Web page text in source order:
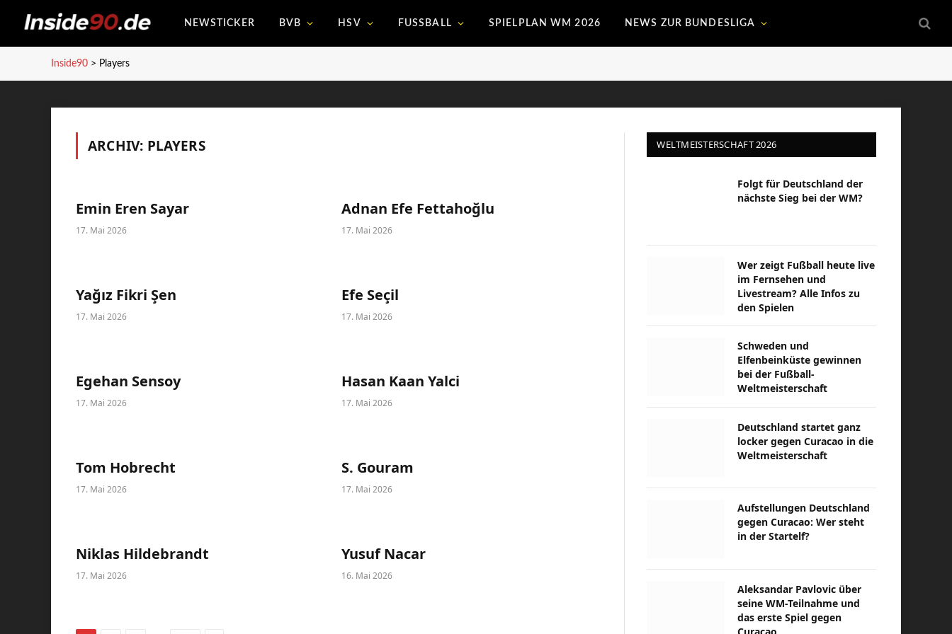
NEWSTICKER BVB HSV FUSSBALL SPIELPLAN WM 2026 NEWS ZUR BUNDESLIGA
Inside90 > Players
ARCHIV: PLAYERS
Emin Eren Sayar
17. Mai 2026
Adnan Efe Fettahoğlu
17. Mai 2026
Yağız Fikri Şen
17. Mai 2026
Efe Seçil
17. Mai 2026
Egehan Sensoy
17. Mai 2026
Hasan Kaan Yalci
17. Mai 2026
Tom Hobrecht
17. Mai 2026
S. Gouram
17. Mai 2026
Niklas Hildebrandt
17. Mai 2026
Yusuf Nacar
16. Mai 2026
WELTMEISTERSCHAFT 2026
Folgt für Deutschland der
nächste Sieg bei der WM?
Wer zeigt Fußball heute live
im Fernsehen und
Livestream? Alle Infos zu
den Spielen
Schweden und
Elfenbeinküste gewinnen
bei der Fußball-
Weltmeisterschaft
Deutschland startet ganz
locker gegen Curacao in die
Weltmeisterschaft
Aufstellungen Deutschland
gegen Curacao: Wer steht
in der Startelf?
Aleksandar Pavlovic über
seine WM-Teilnahme und
das erste Spiel gegen
Curacao